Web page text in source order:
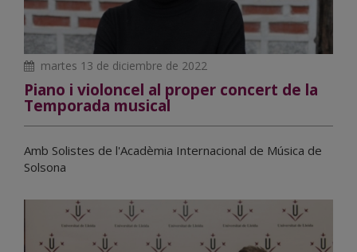
martes 13 de diciembre de 2022
Piano i violoncel al proper concert de la
Temporada musical
Amb Solistes de l'Acadèmia Internacional de Música de
Solsona